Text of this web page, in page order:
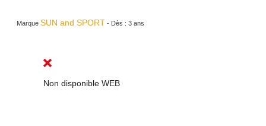
Marque SUN and SPORT - Dès : 3 ans
Non disponible WEB